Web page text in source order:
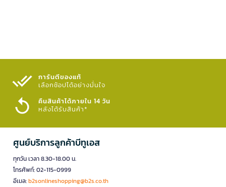
การันตีของแท้
เลือกช้อปได้อย่างมั่นใจ​
คืนสินค้าได้ภายใน 14 วัน
หลังได้รับสินค้า*
ศูนย์บริการลูกค้าบีทูเอส
ทุกวัน เวลา 8.30-18.00 น.
โทรศัพท์: 02-115-0999
อีเมล:b2sonlineshopping@b2s.co.th